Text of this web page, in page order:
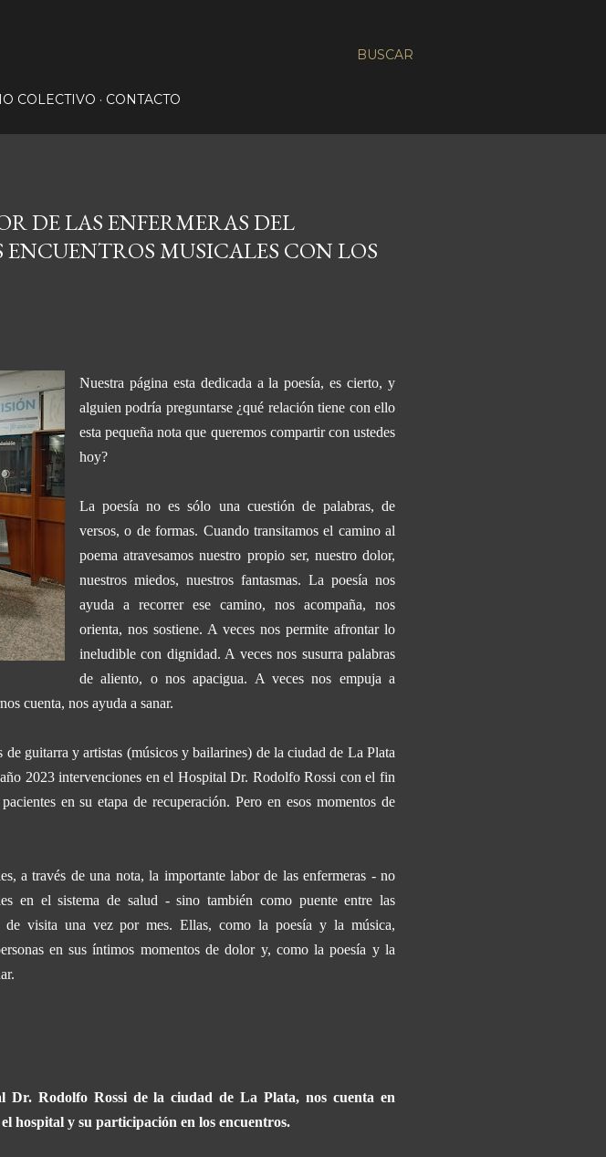
BUSCAR
COLECTIVO CONTACTO
DE LAS ENFERMERAS DEL
ENCUENTROS MUSICALES CON LOS
Nuestra página esta dedicada a la poesía, es cierto, y
alguien podría preguntarse ¿qué relación tiene con ello
esta pequeña nota que queremos compartir con ustedes
hoy?
La poesía no es sólo una cuestión de palabras, de
versos, o de formas. Cuando transitamos el camino al
poema atravesamos nuestro propio ser, nuestro dolor,
nuestros miedos, nuestros fantasmas. La poesía nos
ayuda a recorrer ese camino, nos acompaña, nos
orienta, nos sostiene. A veces nos permite afrontar lo
ineludible con dignidad. A veces nos susurra palabras
de aliento, o nos apacigua. A veces nos empuja a
cuenta, nos ayuda a sanar.
guitarra y artistas (músicos y bailarines) de la ciudad de La Plata
2023 intervenciones en el HospitalDr. Rodolfo Rossi con el fin
en su etapa de recuperación.Pero en esos momentos de
a través de una nota, la importante labor de las enfermeras - no
en el sistema de salud - sino también como puente entre las
de visita una vez por mes. Ellas, como la poesía y la música,
en sus íntimos momentos de dolor y, como la poesía y la
Dr. Rodolfo Rossi de la ciudad de La Plata, nos cuenta en
hospital y su participación en los encuentros.